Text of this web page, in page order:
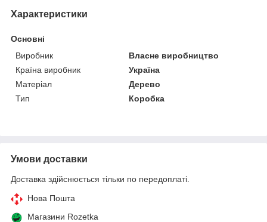
Характеристики
Основні
Виробник
Власне виробництво
Країна виробник
Україна
Матеріал
Дерево
Тип
Коробка
Умови доставки
Доставка здійснюється тільки по передоплаті.
Нова Пошта
Магазини Rozetka